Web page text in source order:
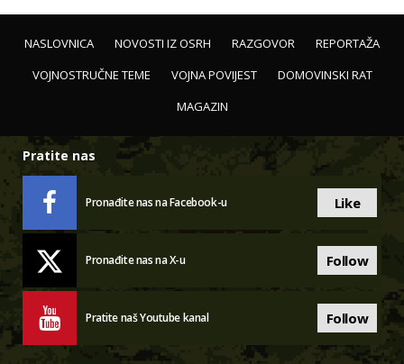
NASLOVNICA NOVOSTI IZ OSRH RAZGOVOR
REPORTAŽA
VOJNOSTRUČNE TEME
VOJNA POVIJEST
DOMOVINSKI RAT
MAGAZIN
Pratite nas
Pronađite nas na Facebook-u Like
Pronađite nas na X-u Follow
Pratite naš Youtube kanal Follow